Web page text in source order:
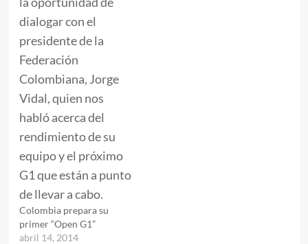
Colombia prepara su
primer “Open G1”
abril 14, 2014